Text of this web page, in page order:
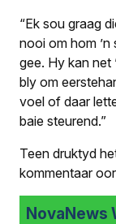
“Ek sou graag
nooi om hom
gee. Hy kan net
bly om
voel of daar
baie steurend.”
Teen druktyd
kommentaar
NovaNews